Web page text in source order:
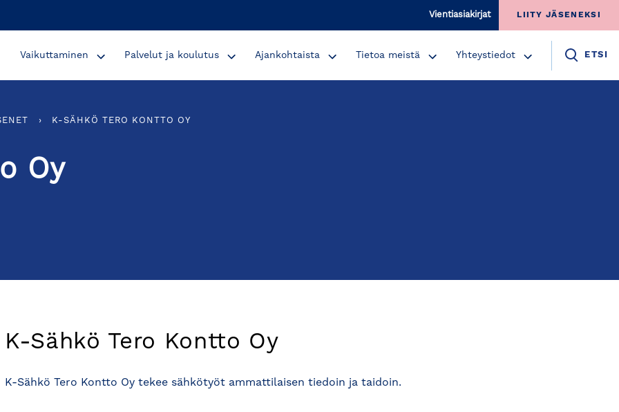
Vientiasiakirjat LIITY JÄSENEKSI
Vaikuttaminen Palvelut ja koulutus Ajankohtaista Tietoa meistä Yhteystiedot ETSI
› K-SÄHKÖ TERO KONTTO OY
Oy
K-Sähkö Tero Kontto Oy
K-Sähkö Tero Kontto Oy tekee sähkö­työt ammatti­laisen tiedoin ja taidoin.